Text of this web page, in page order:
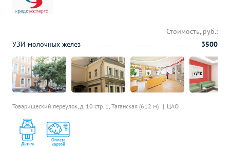
Товарищеский переулок, д. 10 стр. 1, Таганская (612 м) ЦАО
Стоимость, руб.:
УЗИ молочных желез
3500